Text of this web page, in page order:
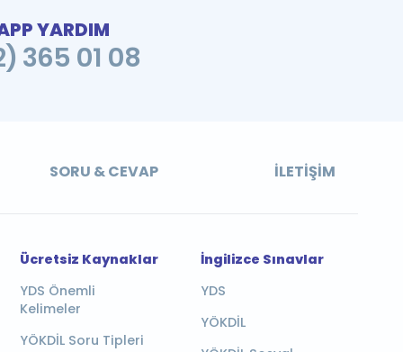
YARDIM
365 01 08
SORU & CEVAP İLETIŞIM
Ücretsiz Kaynaklar
YDS Önemli
Kelimeler
YÖKDİL Soru Tipleri
İngilizce Sınavlar
YDS
YÖKDİL